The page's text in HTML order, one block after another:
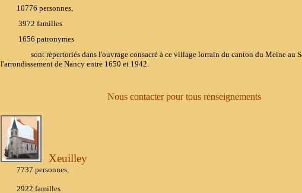
10776 personnes,
3972 familles
1656 patronymes
sont répertoriés dans l'ouvrage consacré à ce village lorrain du canton du Meine au
l'arrondissement de Nancy entre 1650 et 1942.
Nous contacter pour tous renseignements
Xeuilley
7737 personnes,
2922 familles